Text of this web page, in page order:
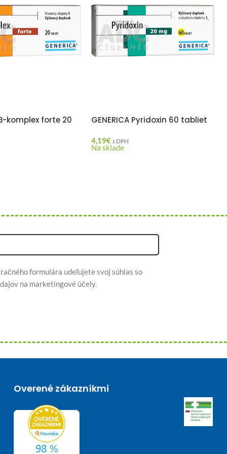
B-komplex forte 20
GENERICA Pyridoxin 60 tabliet
4,19€ s DPH
Na sklade
formulára udeľujete svoj súhlas so
na marketingové účely.
Overené zákazníkmi